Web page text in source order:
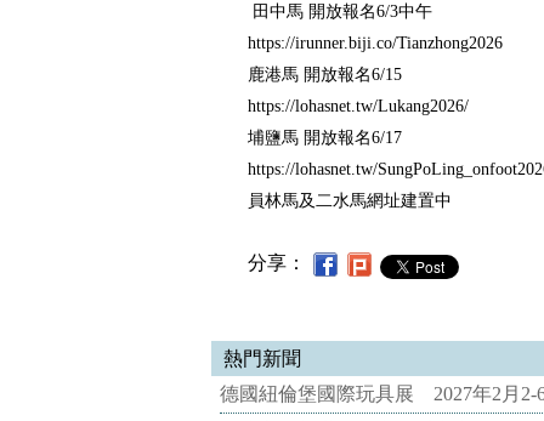
田中馬 開放報名6/3中午
https://irunner.biji.co/Tianzhong2026
鹿港馬 開放報名6/15
https://lohasnet.tw/Lukang2026/
埔鹽馬 開放報名6/17
https://lohasnet.tw/
員林馬及二水馬網址建置中
分享：
熱門新聞
德國紐倫堡國際玩具展 2027年2月2-